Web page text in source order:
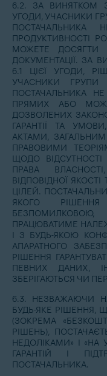
6.2. ЗА ВИНЯТКОМ
УГОДИ, УЧАСНИКИ
ПОСТАЧАЛЬНИКА
ПРОДУКТИВНОСТІ
МОЖЕТЕ
ДОКУМЕНТАЦІЇ. ЗА
6.1 ЦІЄЇ УГОДИ,
УЧАСНИКИ ГРУПИ
ПОСТАЧАЛЬНИКА
ПРЯМИХ АБО
ДОЗВОЛЕНИХ
ГАРАНТІЇ ТА
АКТАМИ,
ПРАВОВИМИ
ЩОДО ВІДСУТНОСТІ
ПРАВА
ВІДПОВІДНОЇ
ЦІЛЕЙ.
ЯКОГО
ПРАЦЮВАТИМЕ
І З БУДЬ-ЯКОЮ
АПАРАТНОГО
РІШЕННЯ
ПЕВНИХ ДАНИХ,
ЗБЕРІГАЮТЬСЯ ЧИ
6.3. НЕЗВАЖАЮЧИ
БУДЬ-ЯКЕ РІШЕННЯ,
(ЗОКРЕМА
РІШЕНЬ),
НЕДОЛІКАМИ» І
ГАРАНТІЙ І
ПОСТАЧАЛЬНИКА.